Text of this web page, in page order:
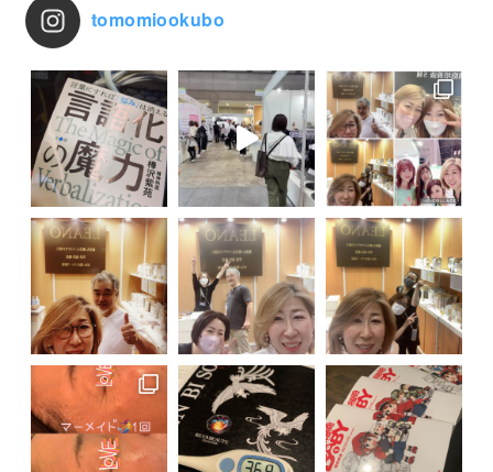
tomomiookubo